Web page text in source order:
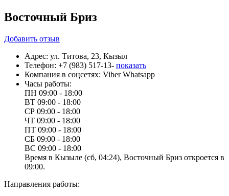
Восточный Бриз
Добавить отзыв
Адрес: ул. Титова, 23, Кызыл
Телефон: +7 (983) 517-13- показать
Компания в соцсетях: Viber Whatsapp
Часы работы:
ПН 09:00 - 18:00
ВТ 09:00 - 18:00
СР 09:00 - 18:00
ЧТ 09:00 - 18:00
ПТ 09:00 - 18:00
СБ 09:00 - 18:00
ВС 09:00 - 18:00
Время в Кызыле (сб, 04:24), Восточный Бриз откроется в
09:00.
Направления работы: